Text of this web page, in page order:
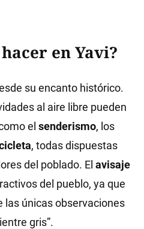
en Yavi?
su encanto histórico.
al aire libre pueden
el senderismo, los
, todas dispuestas
del poblado. El avisaje
del pueblo, ya que
las únicas observaciones
gris”.